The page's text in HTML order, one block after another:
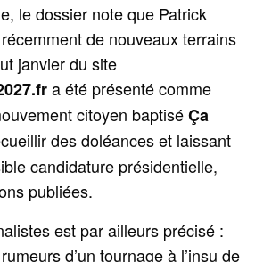
le dossier note que Patrick
de nouveaux terrains
janvier du site
a été présenté comme
citoyen baptiséÇa
des doléances et laissant
candidature présidentielle,
publiées.
est par ailleurs précisé :
d’un tournage à l’insu de